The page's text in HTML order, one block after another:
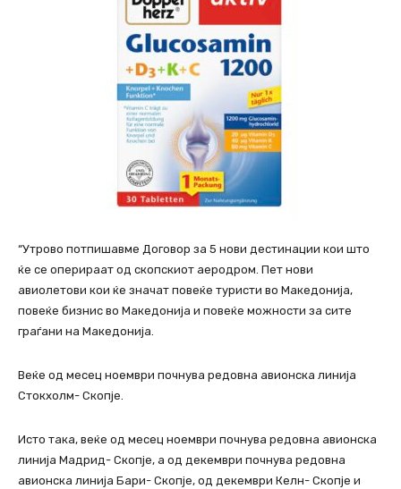
“Утрово потпишавме Договор за 5 нови дестинации кои што
ќе се оперираат од скопскиот аеродром. Пет нови
авиолетови кои ќе значат повеќе туристи во Македонија,
повеќе бизнис во Македонија и повеќе можности за сите
граѓани на Македонија.
Веќе од месец ноември почнува редовна авионска линија
Стокхолм- Скопје.
Исто така, веќе од месец ноември почнува редовна авионска
линија Мадрид- Скопје, а од декември почнува редовна
авионска линија Бари- Скопје, од декември Келн- Скопје и